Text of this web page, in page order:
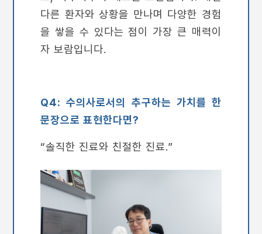
다른 환자와 상황을 만나며 다양한 경험
을 쌓을 수 있다는 점이 가장 큰 매력이
자 보람입니다.
Q4: 수의사로서의 추구하는 가치를 한
문장으로 표현한다면?
“솔직한 진료와 친절한 진료.”